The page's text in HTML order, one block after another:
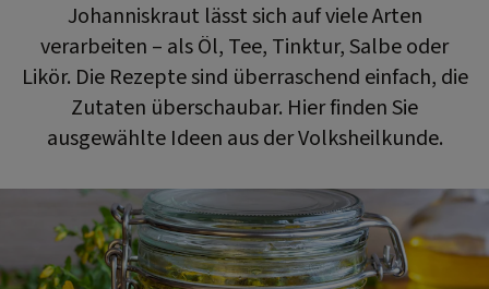
Johanniskraut lässt sich auf viele Arten
verarbeiten – als Öl, Tee, Tinktur, Salbe oder
Likör. Die Rezepte sind überraschend einfach, die
Zutaten überschaubar. Hier finden Sie
ausgewählte Ideen aus der Volksheilkunde.